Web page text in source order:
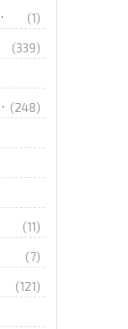
(1)
(339)
ПО УКРАИНЕ. (248)
(11)
(7)
(121)